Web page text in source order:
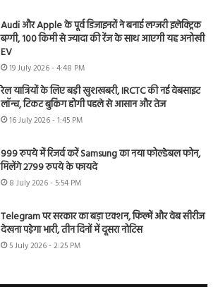
Audi और Apple के पूर्व डिजाइनरों ने बनाई लग्जरी इलेक्ट्रिक
बग्गी, 100 किमी से ज्यादा की रेंज के साथ आएगी यह अनोखी
EV
19 July 2026 - 4:48 PM
रेल यात्रियों के लिए बड़ी खुशखबरी, IRCTC की नई वेबसाइट
लॉन्च, टिकट बुकिंग होगी पहले से आसान और तेज
16 July 2026 - 1:45 PM
999 रुपये में रिजर्व करें Samsung का नया फोल्डेबल फोन,
मिलेंगे 2799 रुपये के फायदे
8 July 2026 - 5:54 PM
Telegram पर सरकार का बड़ा एक्शन, फिल्में और वेब सीरीज
देखना पड़ेगा भारी, तीन दिनों में दूसरा नोटिस
5 July 2026 - 2:25 PM